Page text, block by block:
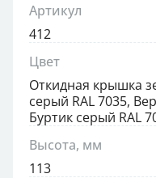
Артикул
412
Цвет
Откидная крышка
серый RAL 7035,
Буртик серый RAL
Высота, мм
113